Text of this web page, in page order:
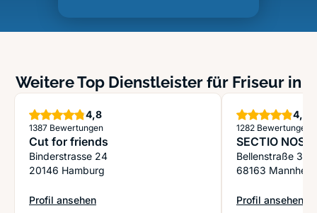
Weitere Top Dienstleister für Friseur in
4,8Sterne
1387 Bewertungen
Cut for friends
Binderstrasse 24
20146 Hamburg
Profil ansehen
: Cut for friends
4,9
1282 Bewertungen
SECTIO
Bellenstraße 34
68163 Mannheim
Profil ansehen
: SECTIO